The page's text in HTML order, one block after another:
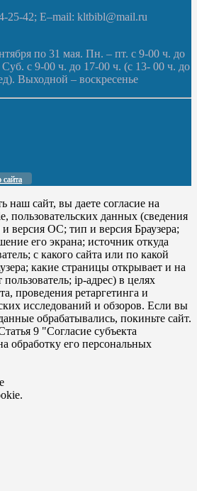
25-42; E–mail: kltbibl@mail.ru
по 31 мая. Пн. – пт. с 9-00 ч. до
с 9-00 ч. до 17-00 ч. (с 13- 00 ч. до
Выходной – воскресенье
сайта
наш сайт, вы даете согласие на
пользовательских данных (сведения
версия ОС; тип и версия Браузера;
его экрана; источник откуда
с какого сайта или по какой
какие страницы открывает и на
ip-адрес) в целях
проведения ретаргетинга и
исследований и обзоров. Если вы
обрабатывались, покиньте сайт.
9 "Согласие субъекта
обработку его персональных